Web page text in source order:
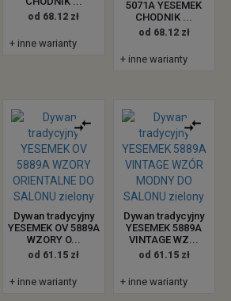
od 68.12 zł
+ inne warianty
5071A YESEMEK
CHODNIK ...
od 68.12 zł
+ inne warianty
Dywan tradycyjny
YESEMEK OV 5889A
WZORY O...
od 61.15 zł
+ inne warianty
Dywan tradycyjny
YESEMEK 5889A
VINTAGE WZ...
od 61.15 zł
+ inne warianty